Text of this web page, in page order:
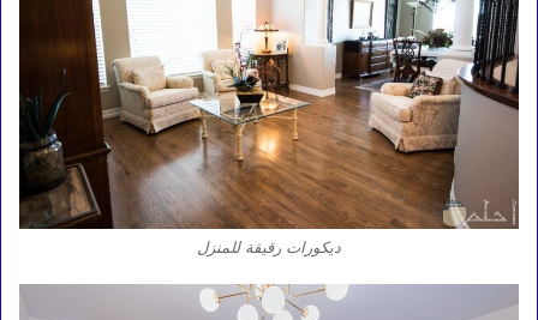
ديكورات رقيقة للمنزل